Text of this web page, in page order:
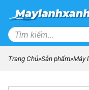
Trang Chủ»Sản phẩm»Máy